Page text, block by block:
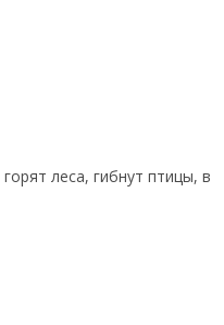
леса, гибнут птицы, в